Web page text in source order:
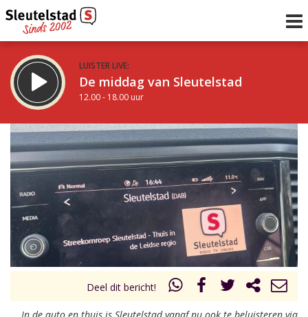
LUISTER LIVE:
De middag van Sleutelstad
12.00 - 18.00 uur
STRAKS:
De vrijdagavond met Keanu
18.00 - 19.00 uur
Vorig uur
uur 1 van 0 Volgend uur
Deel dit bericht!